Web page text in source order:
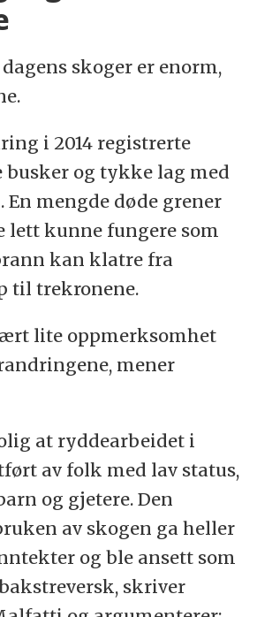
skoger er enorm,
i 2014 registrerte
busker og tykke lag med
En mengde døde grener
lett kunne fungere som
kan klatre fra
til trekronene.
lite oppmerksomhet
mener
at ryddearbeidet i
av folk med lav status,
og gjetere. Den
av skogen ga heller
og ble ansett som
skriver